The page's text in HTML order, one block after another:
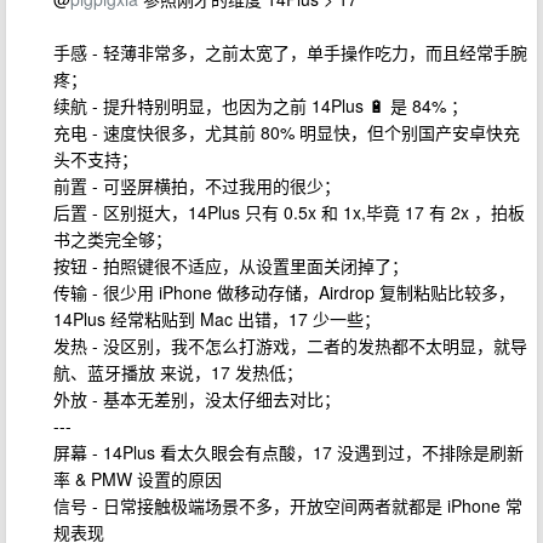
手感 - 轻薄非常多，之前太宽了，单手操作吃力，而且经常手腕
疼；
续航 - 提升特别明显，也因为之前 14Plus 🔋 是 84% ；
充电 - 速度快很多，尤其前 80% 明显快，但个别国产安卓快充
头不支持；
前置 - 可竖屏横拍，不过我用的很少；
后置 - 区别挺大，14Plus 只有 0.5x 和 1x,毕竟 17 有 2x ，拍板
书之类完全够；
按钮 - 拍照键很不适应，从设置里面关闭掉了；
传输 - 很少用 iPhone 做移动存储，Airdrop 复制粘贴比较多，
14Plus 经常粘贴到 Mac 出错，17 少一些；
发热 - 没区别，我不怎么打游戏，二者的发热都不太明显，就导
航、蓝牙播放 来说，17 发热低；
外放 - 基本无差别，没太仔细去对比；
---
屏幕 - 14Plus 看太久眼会有点酸，17 没遇到过，不排除是刷新
率 & PMW 设置的原因
信号 - 日常接触极端场景不多，开放空间两者就都是 iPhone 常
规表现